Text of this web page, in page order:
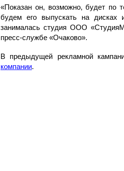
«Показан он, возможно, будет по
будем его выпускать на
занималась студия ООО
пресс-службе «Очаково».
В предыдущей рекламной
компании.